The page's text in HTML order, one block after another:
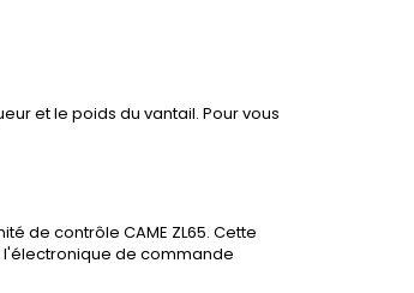
et le poids du vantail. Pour vous
de contrôle CAME ZL65. Cette
de commande